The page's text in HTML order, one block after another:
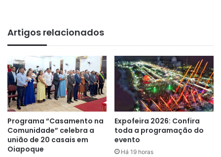
pequena, me senti desafiada, mas
mostrei e mostro e consigo fazer
e resolver”, conta a farmacêutica.
A rotina de Diana inicia com a inspeção de tudo que tem e
o que não tem na farmácia e as principais necessidades do
hospital. Ela destaca que o fato de ser mulher acaba
Artigos relacionados
Programa “Casamento na
Comunidade” celebra a
união de 20 casais em
Oiapoque
Expofeira 2026: Confira
toda a programação do
evento
Há 19 horas